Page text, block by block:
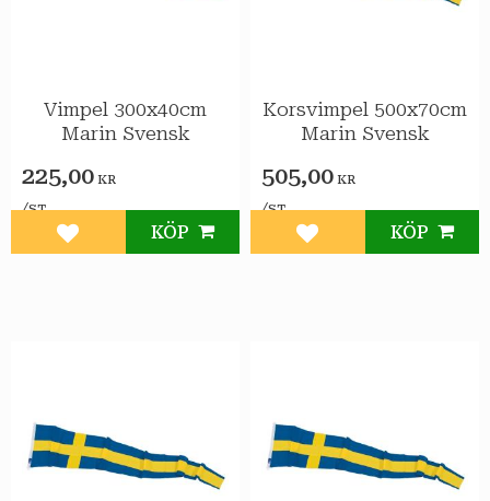
Vimpel 300x40cm
Marin Svensk
225,00 KR
/ST
Lägg till i favoriter
KÖP
Korsvimpel 500x70cm
Marin Svensk
505,00 KR
/ST
Lägg till i favoriter
KÖP